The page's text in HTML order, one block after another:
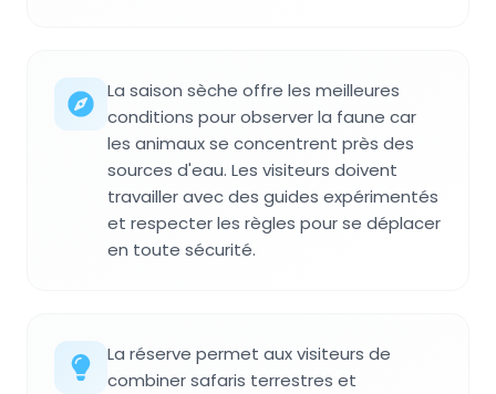
La saison sèche offre les meilleures
conditions pour observer la faune car
les animaux se concentrent près des
sources d'eau. Les visiteurs doivent
travailler avec des guides expérimentés
et respecter les règles pour se déplacer
en toute sécurité.
La réserve permet aux visiteurs de
combiner safaris terrestres et